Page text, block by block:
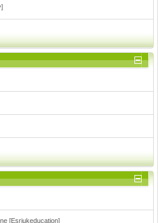
[Esriukeducation]